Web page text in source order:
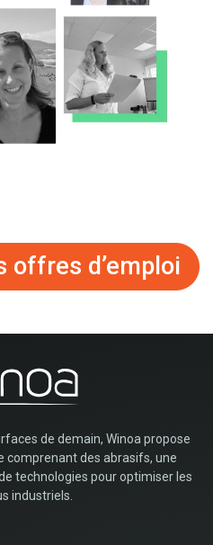
offres d’emploi
de demain, Winoa propose
comprenant des abrasifs, une
technologies pour optimiser les
industriels.